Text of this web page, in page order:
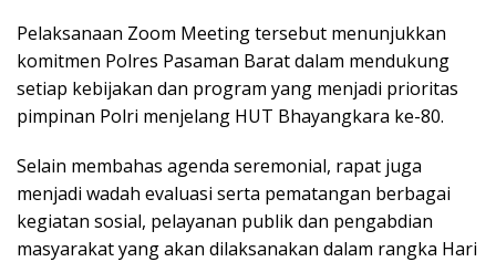
Pelaksanaan Zoom Meeting tersebut menunjukkan
komitmen Polres Pasaman Barat dalam mendukung
setiap kebijakan dan program yang menjadi prioritas
pimpinan Polri menjelang HUT Bhayangkara ke-80.
Selain membahas agenda seremonial, rapat juga
menjadi wadah evaluasi serta pematangan berbagai
kegiatan sosial, pelayanan publik dan pengabdian
masyarakat yang akan dilaksanakan dalam rangka Hari